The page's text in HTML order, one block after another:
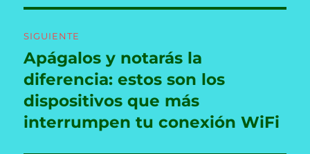
SIGUIENTE
Entrada
siguiente:
Apágalos y notarás la
diferencia: estos son los
dispositivos que más
interrumpen tu conexión WiFi